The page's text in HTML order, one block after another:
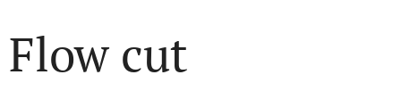
Flow cut